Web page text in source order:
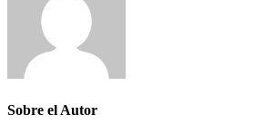
Sobre el Autor